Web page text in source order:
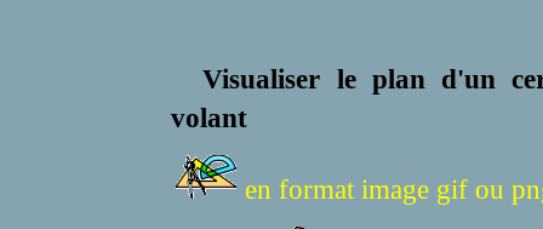
Visualiser le plan d'un
volant
en format image gif ou